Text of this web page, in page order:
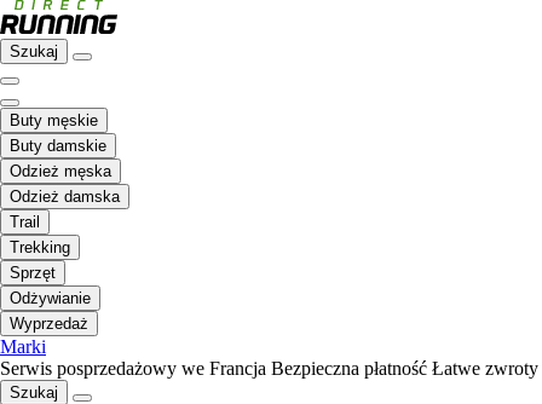
Szukaj
Buty męskie
Buty damskie
Odzież męska
Odzież damska
Trail
Trekking
Sprzęt
Odżywianie
Wyprzedaż
Marki
Serwis posprzedażowy we Francja Bezpieczna płatność Łatwe zwroty
Szukaj